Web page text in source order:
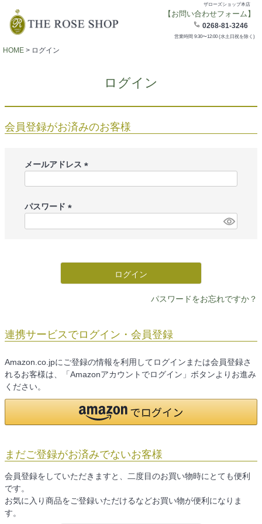
ザローズショップ本店
【お問い合わせフォーム】
0268-81-3246
営業時間 9:30〜12:00 (水土日祝を除く)
HOME ログイン
ログイン
会員登録がお済みのお客様
メールアドレス
)
パスワード
ログイン
パスワードをお忘れですか？
連携サービスでログイン・会員登録
Amazon.co.jpにご登録の情報を利用してログインまたは会員登録さ
れるお客様は、「Amazonアカウントでログイン」ボタンよりお進み
ください。
まだご登録がお済みでないお客様
会員登録をしていただきますと、二度目のお買い物時にとても便利
です。
お気に入り商品をご登録いただけるなどお買い物が便利になりま
す。